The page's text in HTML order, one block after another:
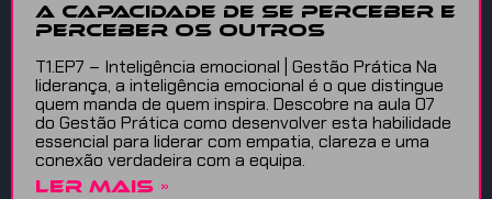
A capacidade de se perceber e
perceber os outros
T1.EP7 – Inteligência emocional | Gestão Prática Na
liderança, a inteligência emocional é o que distingue
quem manda de quem inspira. Descobre na aula 07
do Gestão Prática como desenvolver esta habilidade
essencial para liderar com empatia, clareza e uma
conexão verdadeira com a equipa.
LER MAIS »